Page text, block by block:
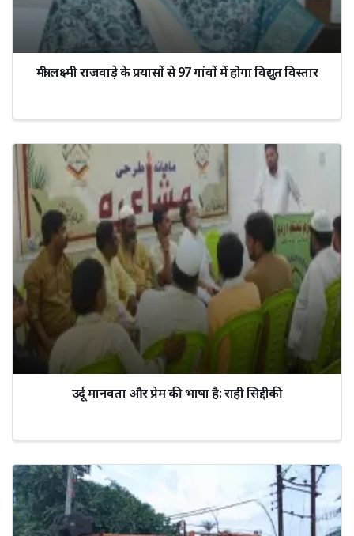
मंत्री लक्ष्मी राजवाड़े के प्रयासों से 97 गांवों में होगा विद्युत विस्तार
उर्दू मानवता और प्रेम की भाषा है: राही सिद्दीकी